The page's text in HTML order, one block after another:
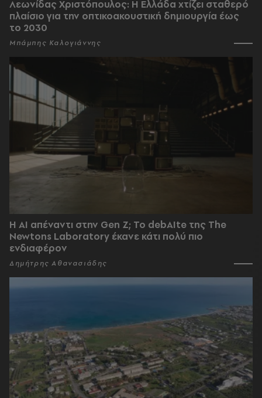
Λεωνίδας Χριστόπουλος: Η Ελλάδα χτίζει σταθερό
πλαίσιο για την οπτικοακουστική δημιουργία έως
το 2030
Μπάμπης Καλογιάννης
Η AI απέναντι στην Gen Z; Το debAIte της The
Newtons Laboratory έκανε κάτι πολύ πιο
ενδιαφέρον
Δημήτρης Αθανασιάδης